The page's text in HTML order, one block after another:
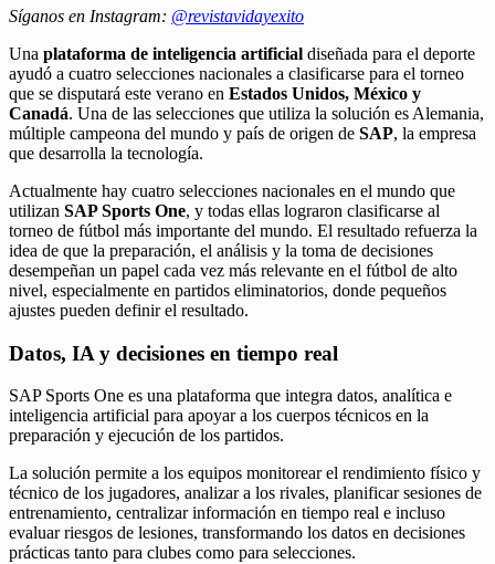
Síganos en Instagram: @revistavidayexito
Una plataforma de inteligencia artificial diseñada para el deporte
ayudó a cuatro selecciones nacionales a clasificarse para el torneo
que se disputará este verano en Estados Unidos, México y
Canadá. Una de las selecciones que utiliza la solución es Alemania,
múltiple campeona del mundo y país de origen de SAP, la empresa
que desarrolla la tecnología.
Actualmente hay cuatro selecciones nacionales en el mundo que
utilizan SAP Sports One, y todas ellas lograron clasificarse al
torneo de fútbol más importante del mundo. El resultado refuerza la
idea de que la preparación, el análisis y la toma de decisiones
desempeñan un papel cada vez más relevante en el fútbol de alto
nivel, especialmente en partidos eliminatorios, donde pequeños
ajustes pueden definir el resultado.
Datos, IA y decisiones en tiempo real
SAP Sports One es una plataforma que integra datos, analítica e
inteligencia artificial para apoyar a los cuerpos técnicos en la
preparación y ejecución de los partidos.
La solución permite a los equipos monitorear el rendimiento físico y
técnico de los jugadores, analizar a los rivales, planificar sesiones de
entrenamiento, centralizar información en tiempo real e incluso
evaluar riesgos de lesiones, transformando los datos en decisiones
prácticas tanto para clubes como para selecciones.